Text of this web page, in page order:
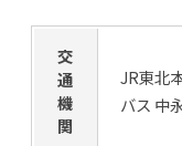
交
通
機
関
JR東北
バス 中